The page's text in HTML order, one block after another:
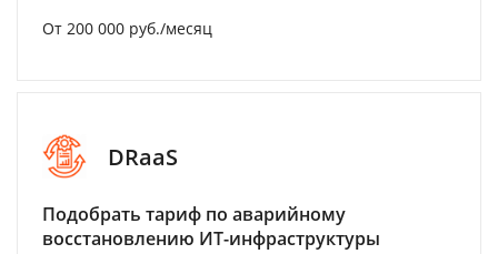
От 200 000 руб./месяц
DRaaS
Подобрать тариф по аварийному
восстановлению ИТ-инфраструктуры